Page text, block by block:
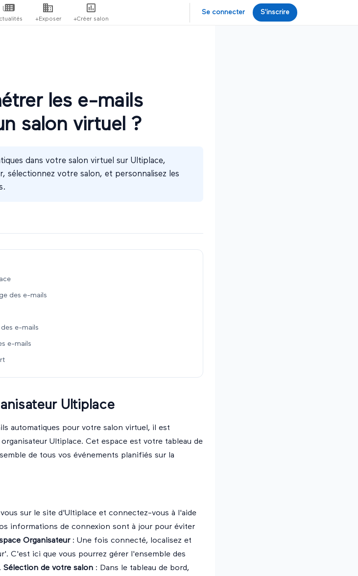
+Exposer +Créer salon
Se connecter S'inscrire
les e-mails
salon virtuel ?
dans votre salon virtuel sur Ultiplace,
sélectionnez votre salon, et personnalisez les
des e-mails
e-mails
e-mails
Ultiplace
automatiques pour votre salon virtuel, il est
Ultiplace. Cet espace est votre tableau de
de tous vos événements planifiés sur la
sur le site d'Ultiplace et connectez-vous à l'aide
informations de connexion sont à jour pour éviter
Organisateur: Une fois connecté, localisez et
C'est ici que vous pourrez gérer l'ensemble des
Sélection de votre salon : Dans le tableau de bord,